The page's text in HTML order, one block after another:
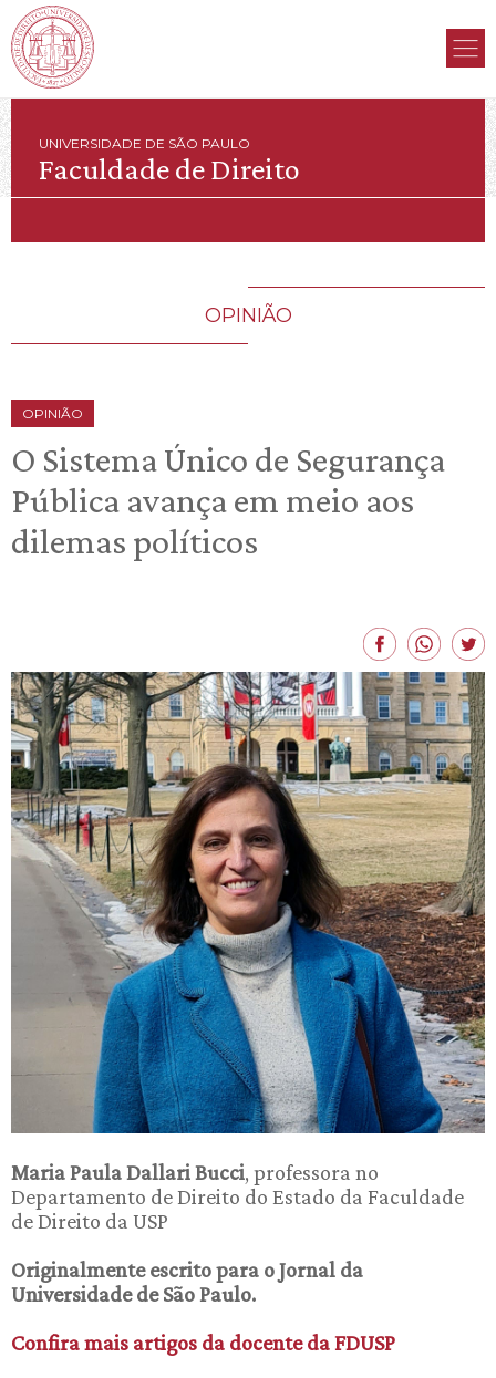
UNIVERSIDADE DE SÃO PAULO
Faculdade de Direito
OPINIÃO
OPINIÃO
O Sistema Único de Segurança
Pública avança em meio aos
dilemas políticos
Maria Paula Dallari Bucci, professora no
Departamento de Direito do Estado da Faculdade
de Direito da USP
Originalmente escrito para o Jornal da
Universidade de São Paulo.
Confira mais artigos da docente da FDUSP